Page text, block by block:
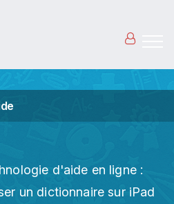
d'aide en ligne :
un dictionnaire sur iPad